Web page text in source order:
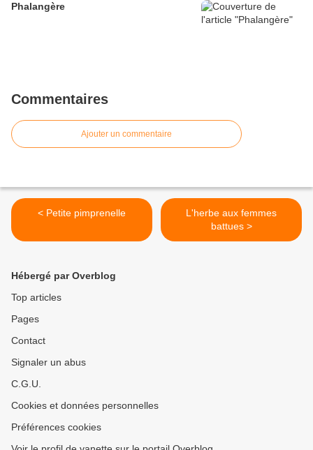
Phalangère
Commentaires
Ajouter un commentaire
< Petite pimprenelle
L'herbe aux femmes
battues >
Hébergé par Overblog
Top articles
Pages
Contact
Signaler un abus
C.G.U.
Cookies et données personnelles
Préférences cookies